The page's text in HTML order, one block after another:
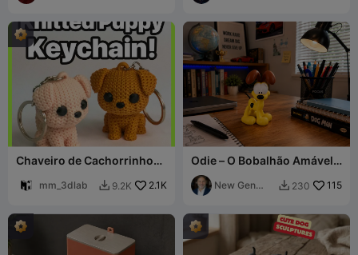
Chaveiro de Cachorrinho
mm_3dlab  9.2K 2.1K
Odie – O Bobalhão Amável e
Favorito de Todos! Arte de
Fã
New Gen
 230 115